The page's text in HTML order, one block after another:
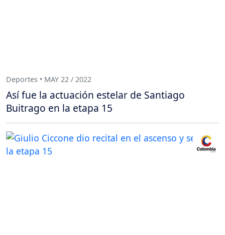
Deportes • MAY 22 / 2022
Así fue la actuación estelar de Santiago
Buitrago en la etapa 15